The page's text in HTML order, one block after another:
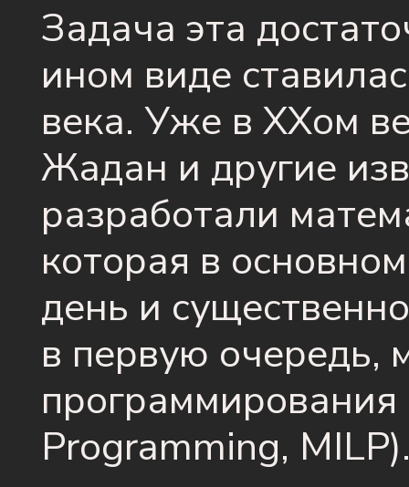
Задача эта
ином виде
века. Уже в XXом
Жадан и другие
разработали
которая в
день и
в первую очередь,
Programming,